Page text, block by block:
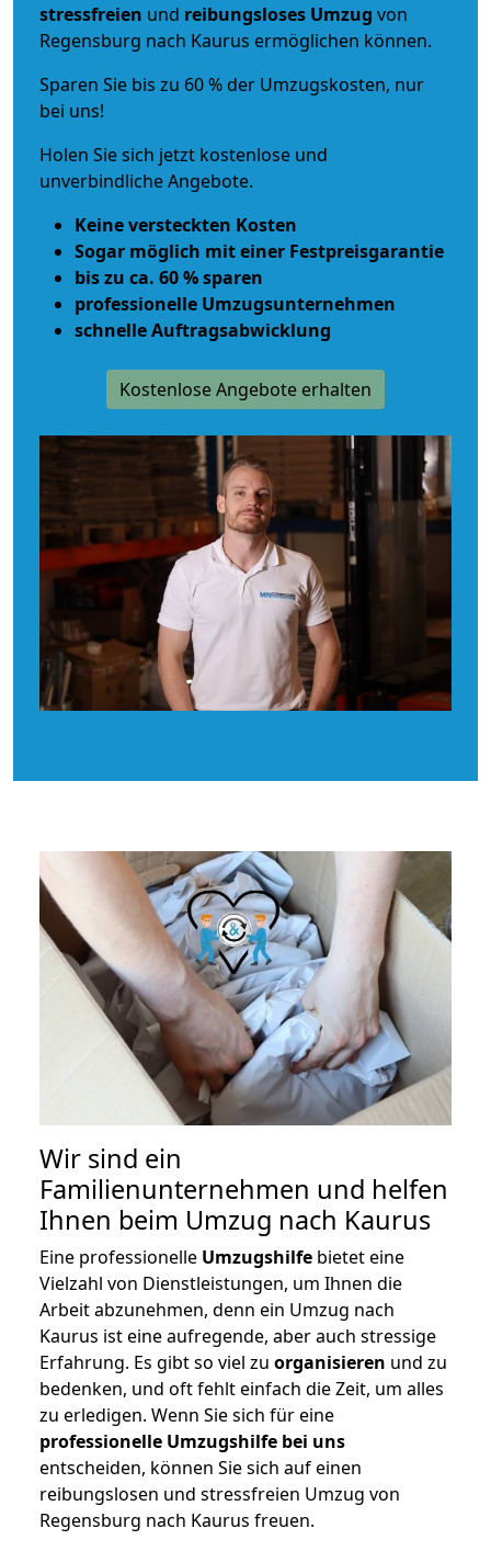
stressfreien und reibungsloses Umzug von
Regensburg nach Kaurus ermöglichen können.
Sparen Sie bis zu 60 % der Umzugskosten, nur
bei uns!
Holen Sie sich jetzt kostenlose und
unverbindliche Angebote.
Keine versteckten Kosten
Sogar möglich mit einer Festpreisgarantie
bis zu ca. 60 % sparen
professionelle Umzugsunternehmen
schnelle Auftragsabwicklung
Kostenlose Angebote erhalten
Wir sind ein
Familienunternehmen und helfen
Ihnen beim Umzug nach Kaurus
Eine professionelle Umzugshilfe bietet eine
Vielzahl von Dienstleistungen, um Ihnen die
Arbeit abzunehmen, denn ein Umzug nach
Kaurus ist eine aufregende, aber auch stressige
Erfahrung. Es gibt so viel zu organisieren und zu
bedenken, und oft fehlt einfach die Zeit, um alles
zu erledigen. Wenn Sie sich für eine
professionelle Umzugshilfe bei uns
entscheiden, können Sie sich auf einen
reibungslosen und stressfreien Umzug von
Regensburg nach Kaurus freuen.